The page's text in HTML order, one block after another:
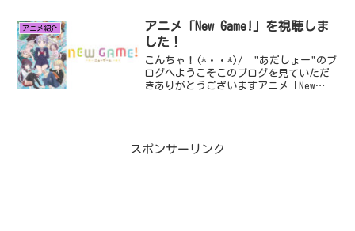
攻略法をご紹介...
アニメ紹介
アニメ「New Game!」を視聴しま
した！
こんちゃ！(*・・*)/ "あだしょー"のブ
ログへようこそこのブログを見ていただ
きありがとうございますアニメ「New
スポンサーリンク